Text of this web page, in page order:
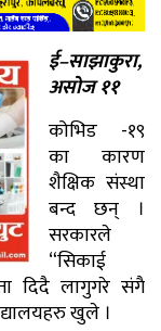
ई–साझाकुरा,
असोज ११
कोभिड -१९
का कारण
शैक्षिक संस्था
बन्द छन् ।
सरकारले
“सिकाई
दिदै लागुगरे संगै
खुले ।